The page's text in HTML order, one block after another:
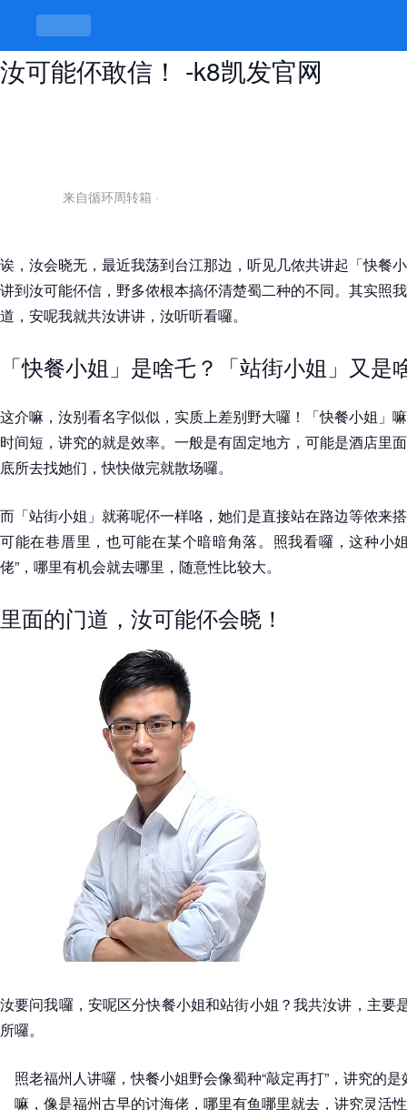
快餐小姐和站街的小姐区别，讲出来
汝可能伓敢信！ -k8凯发官网
来自循环周转箱 ·
诶，汝会晓无，最近我荡到台江那边，听见几侬共讲起「快餐
讲到汝可能伓信，野多侬根本搞伓清楚蜀二种的不同。其实照
道，安呢我就共汝讲讲，汝听听看囉。
「快餐小姐」是啥乇？「站街小姐」又是
这介嘛，汝别看名字似似，实质上差别野大囉！「快餐小姐」
时间短，讲究的就是效率。一般是有固定地方，可能是酒店里
底所去找她们，快快做完就散场囉。
而「站街小姐」就蒋呢伓一样咯，她们是直接站在路边等侬来
可能在巷厝里，也可能在某个暗暗角落。照我看囉，这种小
佬”，哪里有机会就去哪里，随意性比较大。
里面的门道，汝可能伓会晓！
汝要问我囉，安呢区分快餐小姐和站街小姐？我共汝讲，主要
所囉。
照老福州人讲囉，快餐小姐野会像蜀种“敲定再打”，讲究的
嘛，像是福州古早的讨海佬，哪里有鱼哪里就去，讲究灵活